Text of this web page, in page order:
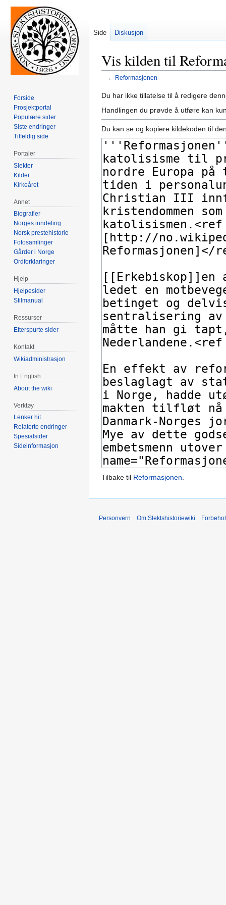
Vis kilden til
← Reformasjonen
Hopp
til
Hopp
til
Du har ikke tillatelse til å redigere
Handlingen du prøvde å utføre kan
Du kan se og kopiere kildekoden til
Tilbake til Reformasjonen.
Side Diskusjon
Forside
Prosjektportal
Populære sider
Siste endringer
Tilfeldig side
Portaler
Slekter
Kilder
Kirkeåret
Annet
Biografier
Norges inndeling
Norsk prestehistorie
Fotosamlinger
Gårder i Norge
Ordforklaringer
Hjelp
Hjelpesider
Stilmanual
Ressurser
Etterspurte sider
Kontakt
Wikiadministrasjon
In English
About the wiki
Verktøy
Lenker hit
Relaterte endringer
Spesialsider
Sideinformasjon
Personvern Om Slektshistoriewiki